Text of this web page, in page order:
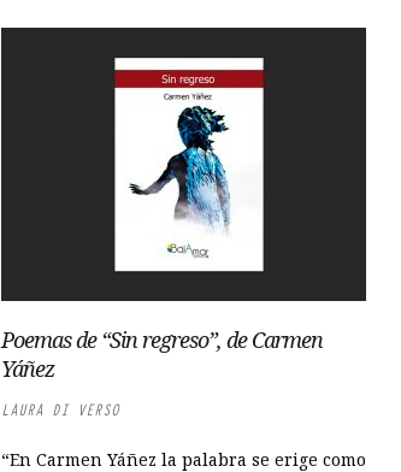
Poemas de “Sin regreso”, de Carmen
Yáñez
LAURA DI VERSO
“En Carmen Yáñez la palabra se erige como